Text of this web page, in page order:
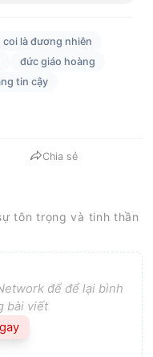
coi là đương nhiên
đức giáo hoàng
tin cậy
Chia sẻ
tôn trọng và tinh thần
để để lại bình
bài viết